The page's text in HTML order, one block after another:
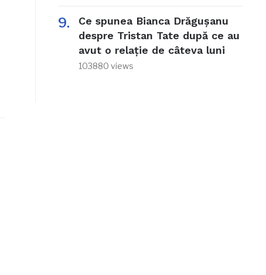
Ce spunea Bianca Drăgușanu
despre Tristan Tate după ce au
avut o relație de câteva luni
103880 views